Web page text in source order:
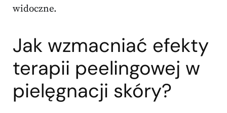
widoczne.
Jak wzmacniać efekty
terapii peelingowej w
pielęgnacji skóry?